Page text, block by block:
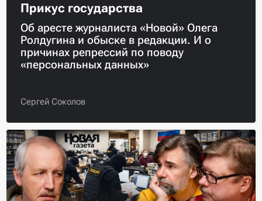
Прикус государства
Об аресте журналиста «Новой» Олега
Ролдугина и обыске в редакции. И о
причинах репрессий по поводу
«персональных данных»
Сергей Соколов